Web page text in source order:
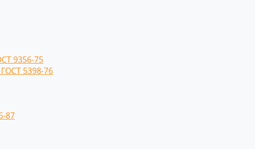
9356-75
5398-76
87